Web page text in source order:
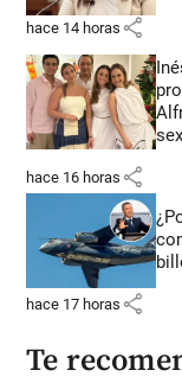
hace 14 horas share
hace 16 horas share
hace 17 horas share
Te